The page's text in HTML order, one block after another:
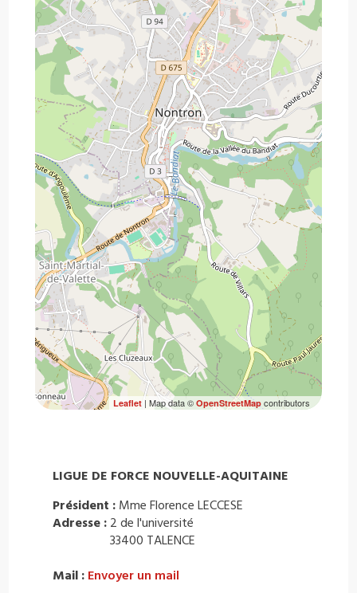
Leaflet| Map data © OpenStreetMapcontributors
LIGUE DE FORCE NOUVELLE-AQUITAINE
Président : Mme Florence LECCESE
Adresse : 2 de l'université
33400 TALENCE
Mail : Envoyer un mail